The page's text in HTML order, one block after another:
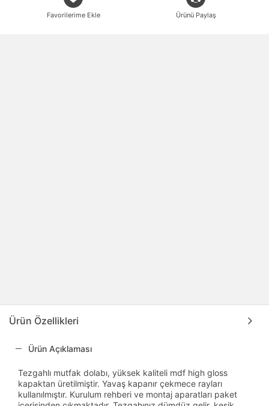
Favorilerime Ekle Ürünü Paylaş
Ürün Özellikleri
Ürün Açıklaması
Tezgahlı mutfak dolabı, yüksek kaliteli mdf high gloss
kapaktan üretilmiştir. Yavaş kapanır çekmece rayları
kullanılmıştır. Kurulum rehberi ve montaj aparatları paket